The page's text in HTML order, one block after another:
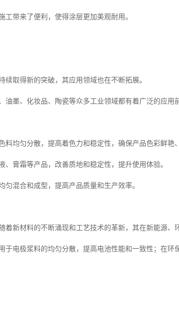
带来了便利，使得涂层更加美观耐用。
续取得新的突破，其应用领域也在不断拓展。
油墨、化妆品、陶瓷等众多工业领域都有着广泛的应用
料均匀分散，提高着色力和稳定性，确保产品色彩鲜艳
膏霜等产品，改善质地和稳定性，提升使用体验。
混合和成型，提高产品质量和生产效率。
着新材料的不断涌现和工艺技术的革新，其在新能源、
于电极浆料的均匀分散，提高电池性能和一致性；在